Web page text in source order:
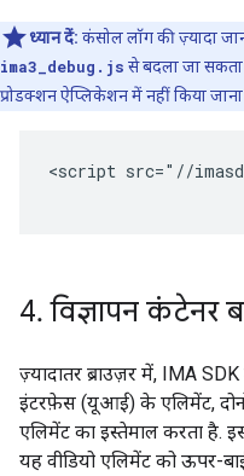
ध्यान दें: कंसोल लॉग की ज़्यादा
ima3_debug.js से बदला जा सकता
प्रोडक्शन ऐप्लिकेशन में नहीं किया जाना
<script src="//
4. विज्ञापन कंटेनर
ज़्यादातर ब्राउज़र में, IMA
इंटरफ़ेस (यूआई) के एलिमेंट,
एलिमेंट का इस्तेमाल करता है.
यह वीडियो एलिमेंट को